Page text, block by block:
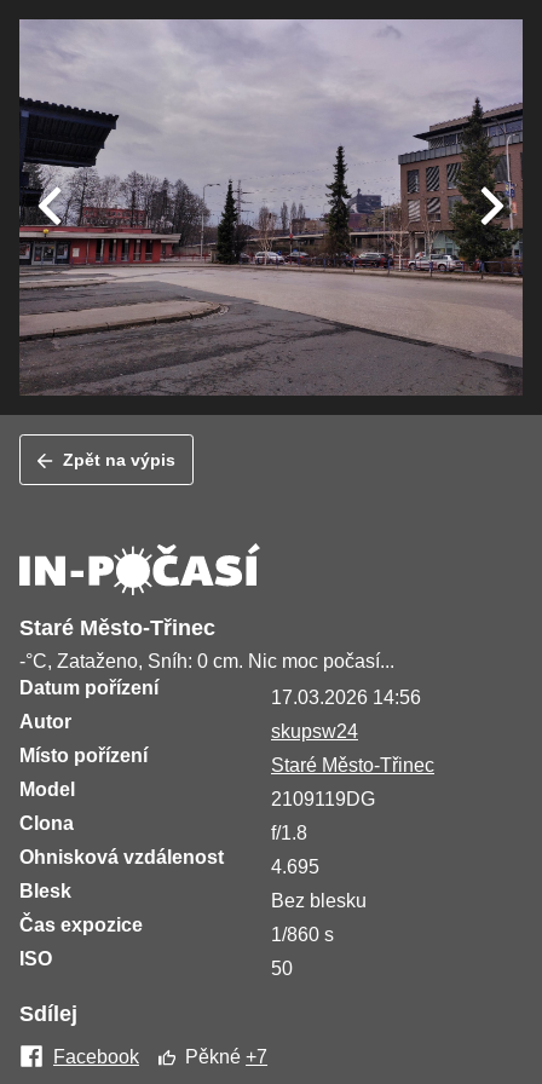
Zpět na výpis
Staré Město-Třinec
-°C, Zataženo, Sníh: 0 cm. Nic moc počasí...
Datum pořízení
17.03.2026 14:56
Autor
skupsw24
Místo pořízení
Staré Město-Třinec
Model
2109119DG
Clona
f/1.8
Ohnisková vzdálenost
4.695
Blesk
Bez blesku
Čas expozice
1/860 s
ISO
50
Sdílej
Facebook Pěkné+7